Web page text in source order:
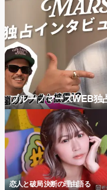
ブルーノマーズWEB独
恋人と破局 決断の理由語る